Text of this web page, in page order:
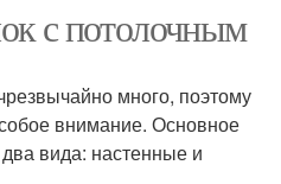
Скрытый карниз
Потолок с нишей
с потолочным
много, поэтому
внимание. Основное
вида: настенные и